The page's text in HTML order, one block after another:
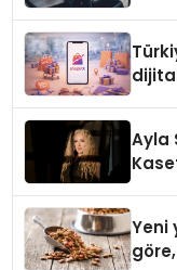
Ayla
Yeni